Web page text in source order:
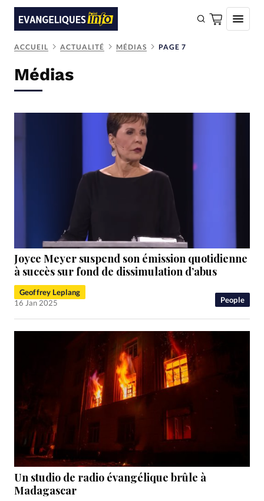
Faire un don
Toute l'actualité
Se connecter
Devise:CHF
RUBRIQUES
Eglises
Histoire
Société
ACCUEIL ACTUALITÉ MÉDIAS PAGE 7
Médias
People
Joyce Meyer suspend son émission quotidienne
à succès sur fond de dissimulation d’abus
Geoffrey Leplang
16 Jan 2025
Un studio de radio évangélique brûle à
Madagascar